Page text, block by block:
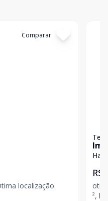
Comparar
localização.
R$
otimo
²,